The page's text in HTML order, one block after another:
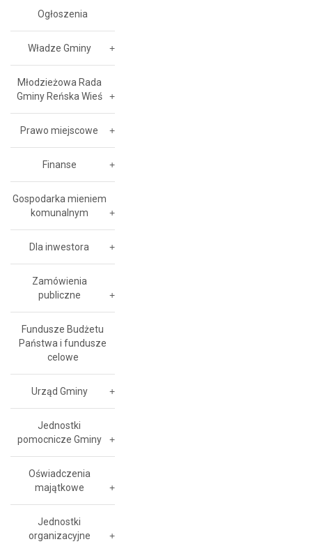
Ogłoszenia
Władze Gminy
Młodzieżowa Rada
Gminy Reńska Wieś
Prawo miejscowe
Finanse
Gospodarka mieniem
komunalnym
Dla inwestora
Zamówienia
publiczne
Fundusze Budżetu
Państwa i fundusze
celowe
Urząd Gminy
Jednostki
pomocnicze Gminy
Oświadczenia
majątkowe
Jednostki
organizacyjne